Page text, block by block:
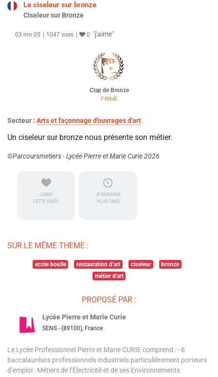
Le ciseleur sur bronze
Ciseleur sur Bronze
03 mn 05 1047 vues 0 "j'aime"
Clap de Bronze
PRIMÉ
Secteur : Arts et façonnage d'ouvrages d'art
Un ciseleur sur bronze nous présente son métier.
©Parcoursmetiers - Lycée Pierre et Marie Curie 2026
J'AIME
CETTE VIDÉO
JE REGARDE
PLUS TARD
SUR LE MÊME THEME :
ecole boulle restauration d'art ciseleur
bronze
métier d'art
PROPOSÉ PAR :
Lycée Pierre et Marie Curie
SENS - (89100), France
Le Lycée Professionnel Pierre et Marie CURIE comprend : - 6
baccalauréats professionnels industriels particulièrement porteurs
d’emploi : Métiers de l’Électricité et de ses Environnements